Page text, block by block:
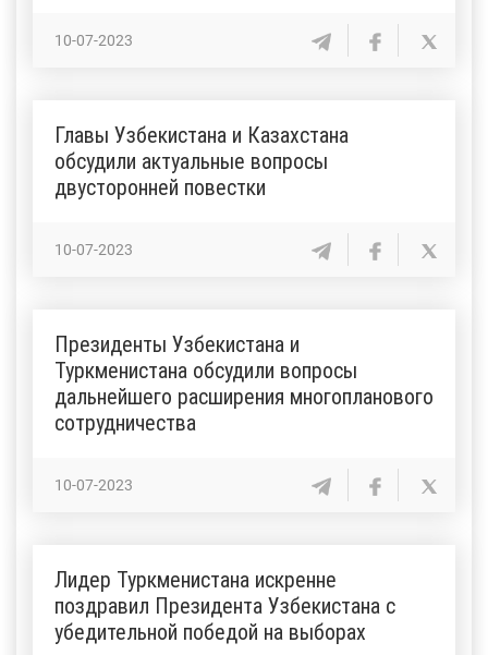
10-07-2023
Главы Узбекистана и Казахстана
обсудили актуальные вопросы
двусторонней повестки
10-07-2023
Президенты Узбекистана и
Туркменистана обсудили вопросы
дальнейшего расширения многопланового
сотрудничества
10-07-2023
Лидер Туркменистана искренне
поздравил Президента Узбекистана с
убедительной победой на выборах